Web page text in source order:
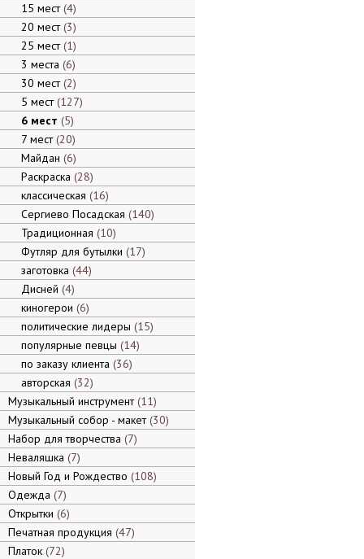
15 мест 4
20 мест 3
25 мест 1
3 места 6
30 мест 2
5 мест 127
6 мест 5
7 мест 20
Майдан 6
Раскраска 28
классическая 16
Сергиево Посадская 140
Традиционная 10
Футляр для бутылки 17
заготовка 44
Дисней 4
киногерои 6
политические лидеры 15
популярные певцы 14
по заказу клиента 36
авторская 32
Музыкальный инструмент 11
Музыкальный собор - макет 30
Набор для творчества 7
Неваляшка 7
Новый Год и Рождество 108
Одежда 7
Открытки 6
Печатная продукция 47
Платок 72